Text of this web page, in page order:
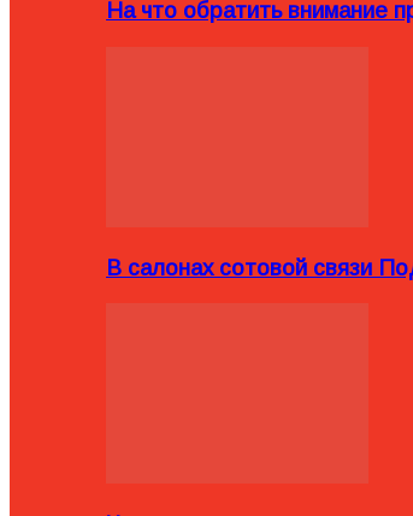
На что обратить внимание
В салонах сотовой связи